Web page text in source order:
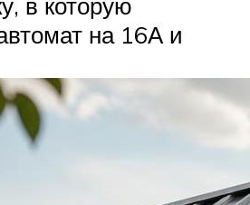
на 16А и